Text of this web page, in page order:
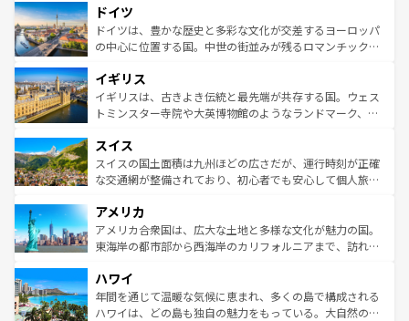
せる。地方によって風土や気候が異なるスペインはその個
性で訪れる人を魅了する。 なお、新着のスペイン情報は コ
ンテンツ一覧を参照してほしい。
で、幅広い魅力が詰まっている。華麗な宮殿、歴史的な大
聖堂、美しいビーチ、そして豊かな自然が、訪れる者を心
から魅了する。また、フランスは美食の国としても知ら
いる。シャンパンの発祥地であるランス、プロヴァンスの
香り高いラベンダー畑など、多彩な楽しみ方が可能だ。さ
らに、パリ以外の地域にも魅力が溢れており、どの街角に
れる地方に足を運ぶとそれぞれで全く異なる文化を体験で
きるだろう。 なお、新着のフランス情報はコンテンツ一覧
を参照してほしい。
ドイツ
ドイツは、豊かな歴史と多彩な文化が交差するヨーロッパ
の中心に位置する国。中世の街並みが残るロマンチック街
顔を持つこの国は、どこを歩いても飽きることがない。ベ
ルリンの文化的活気、バイエルン州のアルプスの絶景、そ
してライン川沿いのワイン畑といった風景は必見。ビール
は、お酒好きな人にはぜひ体験してほしい。 なお、新着の
ドイツ情報はコンテンツ一覧を参照してほしい。
イギリス
イギリスは、古きよき伝統と最先端が共存する国。ウェス
トミンスター寺院や大英博物館のようなランドマーク、歴
リアごとに異なる魅力がある。また、優雅なアフタヌーン
ティー、ビール好きにはたまらない英国パブ、サッカー観
戦など、本場だからこそできる体験も豊富。イギリスを旅
ンツ一覧を参照してほしい。
スイス
スイスの国土面積は九州ほどの広さだが、運行時刻が正確
な交通網が整備されており、初心者でも安心して個人旅行
の建物がそのまま残る町や、スイスならではのユニークな
博物館もあり、アルプス観光だけでなく町歩きも満喫する
ことができる。国民の所得が高いため物価も高いが、旅行
ば市内交通費無料で観光を楽しむこともできる。 なお、新
着のスイス情報はコンテンツ一覧 を参照してほしい。
アメリカ
アメリカ合衆国は、広大な土地と多様な文化が魅力の国。
東海岸の都市部から西海岸のカリフォルニアまで、訪れる
のような巨大都市は、観光、ショッピング、エンターテイ
ンメントが詰まった刺激的なスポットだ。一方、アメリカ
西部には大自然が広がり、グランドキャニオンやイエロー
ハワイ
年間を通じて温暖な気候に恵まれ、多くの島で構成される
ハワイは、どの島も独自の魅力をもっている。大自然の神